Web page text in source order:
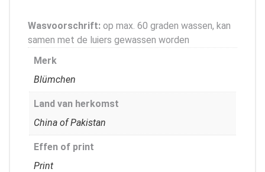
Wasvoorschrift: op max. 60 graden wassen, kan
samen met de luiers gewassen worden
Merk
Blümchen
Land van herkomst
China of Pakistan
Effen of print
Print